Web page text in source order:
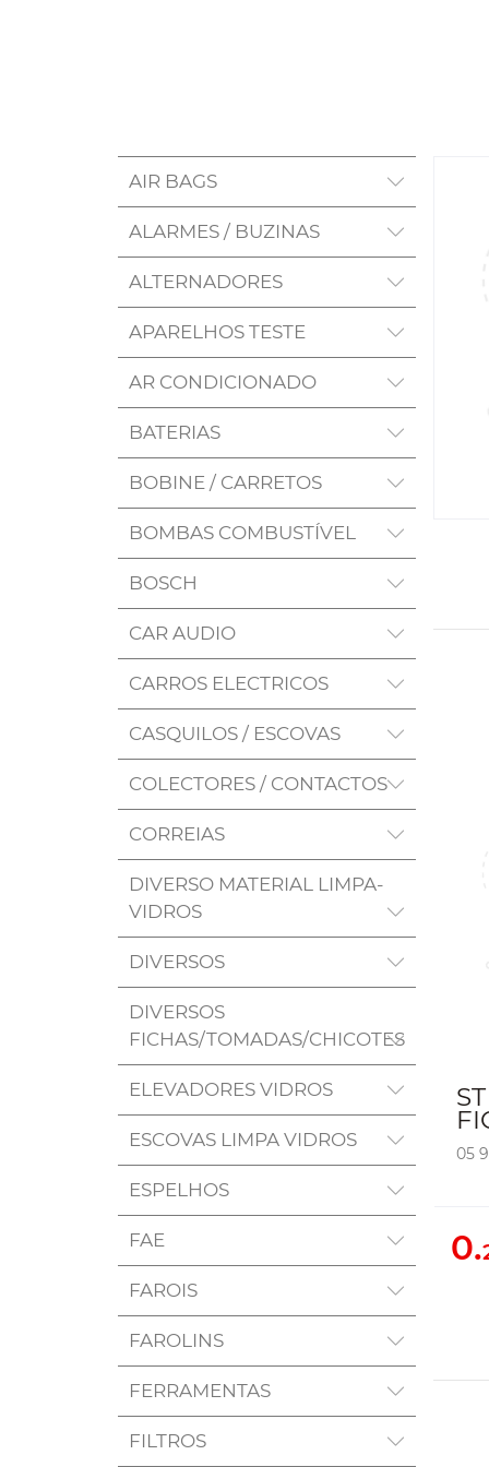
AIR BAGS
ALARMES / BUZINAS
ALTERNADORES
APARELHOS TESTE
AR CONDICIONADO
BATERIAS
BOBINE / CARRETOS
BOMBAS COMBUSTÍVEL
BOSCH
CAR AUDIO
CARROS ELECTRICOS
CASQUILOS / ESCOVAS
COLECTORES / CONTACTOS
CORREIAS
DIVERSO MATERIAL LIMPA-
VIDROS
DIVERSOS
DIVERSOS
FICHAS/TOMADAS/CHICOTES
ELEVADORES VIDROS
ESCOVAS LIMPA VIDROS
ESPELHOS
FAE
FAROIS
FAROLINS
FERRAMENTAS
FILTROS
05
0.